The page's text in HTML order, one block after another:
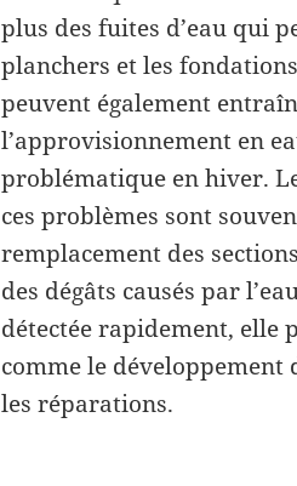
plus des fuites d’eau qui
planchers et les
peuvent également
l’approvisionnement en
problématique en hiver.
ces problèmes sont
remplacement des
des dégâts causés par
détectée rapidement, elle
comme le développement
les réparations.